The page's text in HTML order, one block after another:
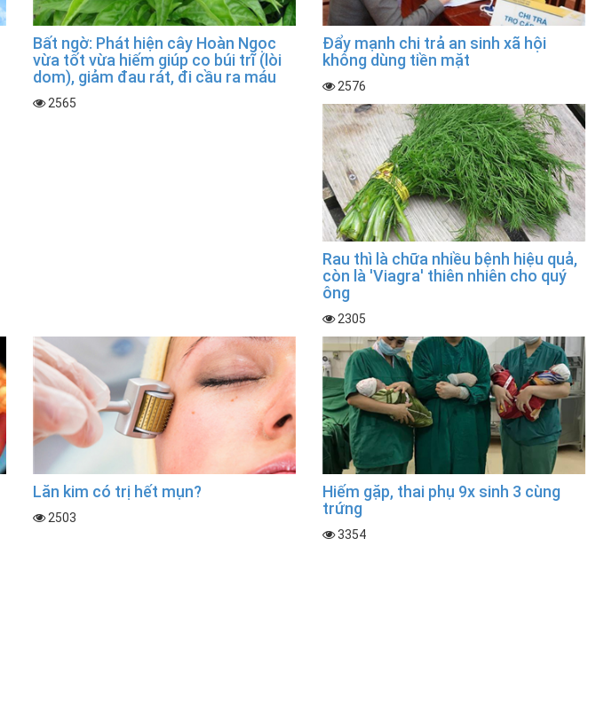
Bất ngờ: Phát hiện cây Hoàn Ngọc
vừa tốt vừa hiếm giúp co búi trĩ (lòi
dom), giảm đau rát, đi cầu ra máu
2565
Đẩy mạnh chi trả an sinh xã hội
không dùng tiền mặt
2576
Rau thì là chữa nhiều bệnh hiệu quả,
còn là 'Viagra' thiên nhiên cho quý
ông
2305
Lăn kim có trị hết mụn?
2503
Hiếm gặp, thai phụ 9x sinh 3 cùng
trứng
3354